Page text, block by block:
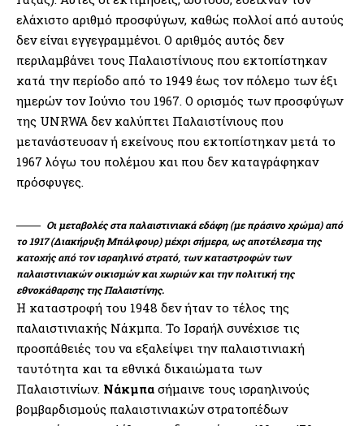
ελάχιστο αριθμό προσφύγων, καθώς πολλοί από αυτούς
δεν είναι εγγεγραμμένοι. Ο αριθμός αυτός δεν
περιλαμβάνει τους Παλαιστίνιους που εκτοπίστηκαν
κατά την περίοδο από το 1949 έως τον πόλεμο των έξι
ημερών τον Ιούνιο του 1967. Ο ορισμός των προσφύγων
της UNRWA δεν καλύπτει Παλαιστίνιους που
μετανάστευσαν ή εκείνους που εκτοπίστηκαν μετά το
1967 λόγω του πολέμου και που δεν καταγράφηκαν
πρόσφυγες.
Οι μεταβολές στα παλαιστινιακά εδάφη (με πράσινο χρώμα) από
το 1917 (Διακήρυξη Μπάλφουρ) μέχρι σήμερα, ως αποτέλεσμα της
κατοχής από τον ισραηλινό στρατό, των καταστροφών των
παλαιστινιακών οικισμών και χωριών και την πολιτική της
εθνοκάθαρσης της Παλαιστίνης.
Η καταστροφή του 1948 δεν ήταν το τέλος της
παλαιστινιακής Νάκμπα. Το Ισραήλ συνέχισε τις
προσπάθειές του να εξαλείψει την παλαιστινιακή
ταυτότητα και τα εθνικά δικαιώματα των
Παλαιστινίων. Νάκμπα σήμαινε τους ισραηλινούς
βομβαρδισμούς παλαιστινιακών στρατοπέδων